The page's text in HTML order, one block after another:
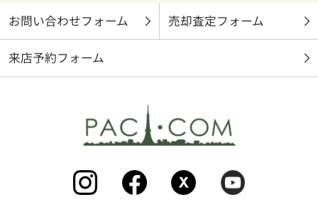
お問い合わせフォーム 売却査定フォーム
来店予約フォーム